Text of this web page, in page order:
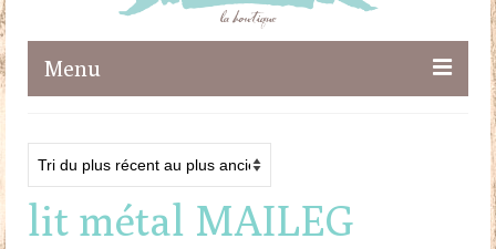
Menu
Maileg
Poupées
lit métal MAILEG